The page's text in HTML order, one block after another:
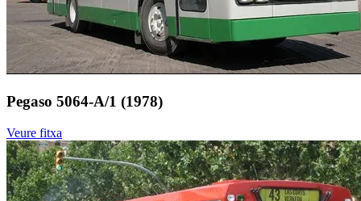
Pegaso 5064-A/1 (1978)
Veure fitxa